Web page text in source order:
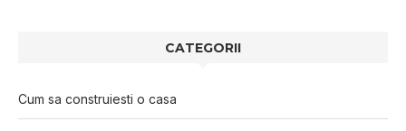
CATEGORII
Cum sa construiesti o casa